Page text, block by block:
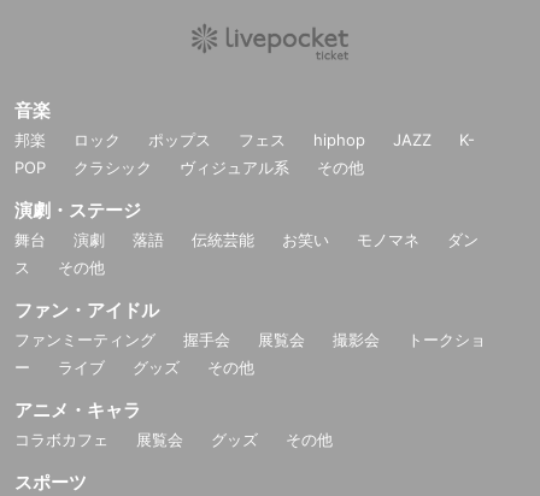
音楽
邦楽 ロック ポップス フェス hiphop JAZZ
K-
POP
クラシック ヴィジュアル系 その他
演劇・ステージ
舞台 演劇 落語 伝統芸能 お笑い モノマネ
ダン
ス
その他
ファン・アイドル
ファンミーティング 握手会 展覧会 撮影会
トークショ
ー
ライブ グッズ その他
アニメ・キャラ
コラボカフェ 展覧会 グッズ その他
スポーツ